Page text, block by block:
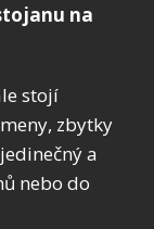
na
stojí
zbytky
a
nebo do